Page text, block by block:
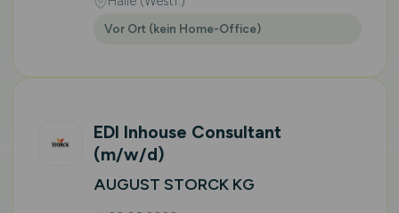
Vor Ort (kein Home-Office)
EDI Inhouse Consultant
(m/w/d)
AUGUST STORCK KG